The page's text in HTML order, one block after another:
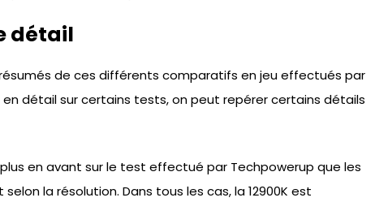
détail
de ces différents comparatifs en jeu effectués par
détail sur certains tests, on peut repérer certains détails
en avant sur le test effectué par Techpowerup que les
la résolution. Dans tous les cas, la 12900K est